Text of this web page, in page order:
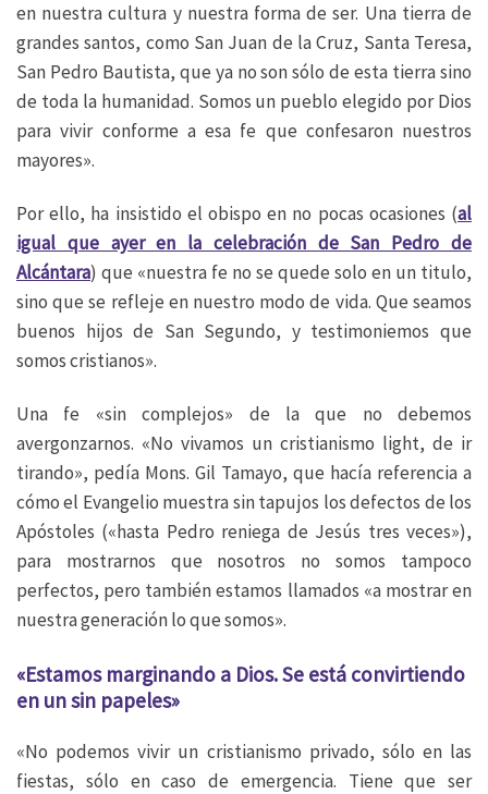
en nuestra cultura y nuestra forma de ser. Una tierra de
grandes santos, como San Juan de la Cruz, Santa Teresa,
San Pedro Bautista, que ya no son sólo de esta tierra sino
de toda la humanidad. Somos un pueblo elegido por Dios
para vivir conforme a esa fe que confesaron nuestros
mayores».
Por ello, ha insistido el obispo en no pocas ocasiones (al
igual que ayer en la celebración de San Pedro de
Alcántara) que «nuestra fe no se quede solo en un titulo,
sino que se refleje en nuestro modo de vida. Que seamos
buenos hijos de San Segundo, y testimoniemos que
somos cristianos».
Una fe «sin complejos» de la que no debemos
avergonzarnos. «No vivamos un cristianismo light, de ir
tirando», pedía Mons. Gil Tamayo, que hacía referencia a
cómo el Evangelio muestra sin tapujos los defectos de los
Apóstoles («hasta Pedro reniega de Jesús tres veces»),
para mostrarnos que nosotros no somos tampoco
perfectos, pero también estamos llamados «a mostrar en
nuestra generación lo que somos».
«Estamos marginando a Dios. Se está convirtiendo
en un sin papeles»
«No podemos vivir un cristianismo privado, sólo en las
fiestas, sólo en caso de emergencia. Tiene que ser